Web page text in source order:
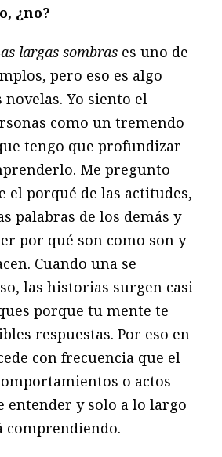
¿no?
largas sombras es uno de
pero eso es algo
Yo siento el
como un tremendo
tengo que profundizar
Me pregunto
el porqué de las actitudes,
palabras de los demás y
por qué son como son y
Cuando una se
las historias surgen casi
porque tu mente te
respuestas. Por eso en
con frecuencia que el
o actos
entender y solo a lo largo
comprendiendo.